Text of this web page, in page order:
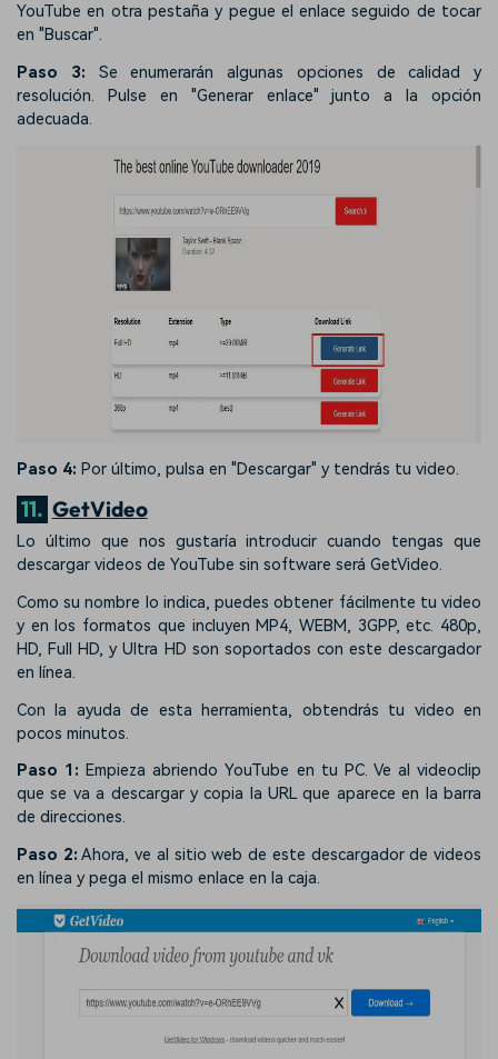
YouTube en otra pestaña y pegue el enlace seguido de tocar
en "Buscar".
Paso 3: Se enumerarán algunas opciones de calidad y
resolución. Pulse en "Generar enlace" junto a la opción
adecuada.
Paso 4: Por último, pulsa en "Descargar" y tendrás tu video.
11. GetVideo
Lo último que nos gustaría introducir cuando tengas que
descargar videos de YouTube sin software será GetVideo.
Como su nombre lo indica, puedes obtener fácilmente tu video
y en los formatos que incluyen MP4, WEBM, 3GPP, etc. 480p,
HD, Full HD, y Ultra HD son soportados con este descargador
en línea.
Con la ayuda de esta herramienta, obtendrás tu video en
pocos minutos.
Paso 1: Empieza abriendo YouTube en tu PC. Ve al videoclip
que se va a descargar y copia la URL que aparece en la barra
de direcciones.
Paso 2: Ahora, ve al sitio web de este descargador de videos
en línea y pega el mismo enlace en la caja.